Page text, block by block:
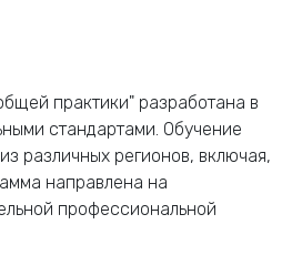
практики" разработана в
стандартами. Обучение
различных регионов, включая,
направлена на
профессиональной